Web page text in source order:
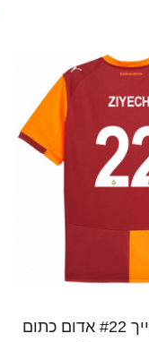
ילדים חאקים זייך #22 אדום כתום